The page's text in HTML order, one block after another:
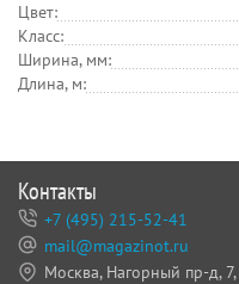
Цвет:
Класс:
Ширина, мм:
Длина, м:
Контакты
+7 (495) 215-52-41
mail@magazinot.ru
Москва, Нагорный пр-д, 7,